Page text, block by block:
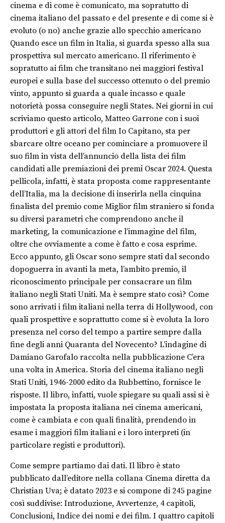
cinema e di come è comunicato, ma sopratutto di
cinema italiano del passato e del presente e di come si è
evoluto (o no) anche grazie allo specchio americano
Quando esce un film in Italia, si guarda spesso alla sua
prospettiva sul mercato americano. Il riferimento è
sopratutto ai film che transitano nei maggiori festival
europei e sulla base del successo ottenuto o del premio
vinto, appunto si guarda a quale incasso e quale
notorietà possa conseguire negli States. Nei giorni in cui
scriviamo questo articolo, Matteo Garrone con i suoi
produttori e gli attori del film Io Capitano, sta per
sbarcare oltre oceano per cominciare a promuovere il
suo film in vista dell’annuncio della lista dei film
candidati alle premiazioni dei premi Oscar 2024. Questa
pellicola, infatti, è stata proposta come rappresentante
dell’Italia, ma la decisione di inserirla nella cinquina
finalista del premio come Miglior film straniero si fonda
su diversi parametri che comprendono anche il
marketing, la comunicazione e l’immagine del film,
oltre che ovviamente a come è fatto e cosa esprime.
Ecco appunto, gli Oscar sono sempre stati dal secondo
dopoguerra in avanti la meta, l’ambito premio, il
riconoscimento principale per consacrare un film
italiano negli Stati Uniti. Ma è sempre stato così? Come
sono arrivati i film italiani nella terra di Hollywood, con
quali prospettive e soprattutto come si è evoluta la loro
presenza nel corso del tempo a partire sempre dalla
fine degli anni Quaranta del Novecento? L’indagine di
Damiano Garofalo raccolta nella pubblicazione C’era
una volta in America. Storia del cinema italiano negli
Stati Uniti, 1946-2000 edito da Rubbettino, fornisce le
risposte. Il libro, infatti, vuole spiegare su quali assi si è
impostata la proposta italiana nei cinema americani,
come è cambiata e con quali finalità, prendendo in
esame i maggiori film italiani e i loro interpreti (in
particolare registi e produttori).
Come sempre partiamo dai dati. Il libro è stato
pubblicato dall’editore nella collana Cinema diretta da
Christian Uva; è datato 2023 e si compone di 245 pagine
così suddivise: Introduzione, Avvertenze, 4 capitoli,
Conclusioni, Indice dei nomi e dei film. I quattro capitoli